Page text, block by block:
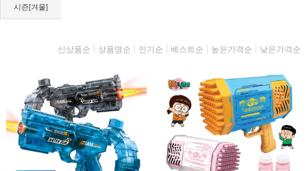
시즌[겨울]
신상품순 상품명순 인기순 베스트순 높은가격순 낮은가격순